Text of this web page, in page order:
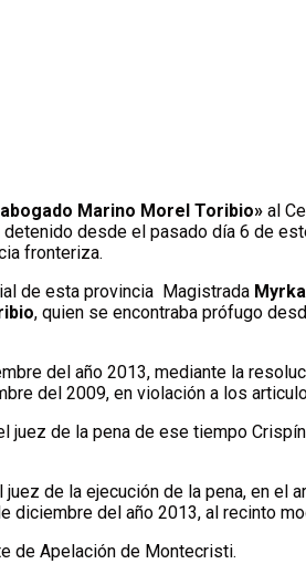
Marino Morel Toribio» al
desde el pasado día 6 de
fronteriza.
de esta provincia Magistrada
, quien se encontraba prófugo
del año 2013, mediante la
del 2009, en violación a los
de la pena de ese tiempo
de la ejecución de la pena, en el
del año 2013, al recinto
de Apelación de Montecristi.